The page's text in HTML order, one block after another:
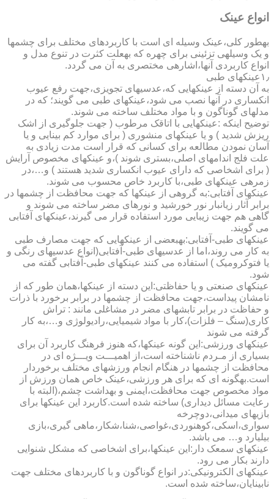
انواع عینک
به­طور کلی،عینک وسیله ای است با کاربردهای مختلف برای چشمها
و یک وسیله­ی تزئینی برای چهره که به­علت کثرت در تنوع مدل و
انواع کاربردی آنها،اشاره­ی مختصری به آن می گردد.
۱٫عینکهای طبی
به آن دسته از عینکهایی که،عدسیهای تجویزی،جهت رفع عیوب
انکساری در آنها نصب می شود،عینکهای طبی می گویند؛ که در
مدلهای گوناگون و با مواد مختلف ساخته می شوند.
توضیح اینکه :عینکهایی با اتاقک مرطوب ( جهت جلوگیری از اشک
ریزش شدید ) و یا عینکهای منشوری ( برای موارد کم بینایی و یا
آسان نمودن مطالعه برای کسانی که قرار است مدت زیادی به
علت فلج اندامهای اصلی،بستری شوند )،و عینکهای مخصوص آرایش
( برای اشخاصی که دارای عیوب انکساری شدید هستند ) و…،در
زمره­ی عینکهای طبی،با کاربرد خاص محسوب می شوند.
عینکهای آفتابی:به گروهی از عینکها که جهت محافظت از چشمها در
برابر آثار زیانبار نور خورشید و نورهای مضر ساخته می شوند و
گاهی هم جهت زیبایی مورد استفاده قرار می گیرند،عینکهای آفتابی
می گویند.
عینکهای طبی-آفتابی:به­بعضی از عینکهایی که جهت مصارف طبی
به کار می روند،اما از عدسیهای طبی-آفتابی(انواع عدسیهای رنگی و
یا فتوکرومیک ) استفاده می کنند عینکهای طبی-آفتابی گفته می
شود.
عینکهای صنعتی و یا حفاظتی:این دسته از عینکها،همان طور که از
نامشان پیداست،جهت محافظت از چشمها در برابر برخورد با ذرات
و حفاظت در برابر تابشهای مضر در مشاغلی مانند : تراش
کاری(سنگ – فلزات)،کار با مواد شیمیایی،رادیولوژی و…،به کار
گرفته می شوند
عینکهای ورزشی:این گونه عینکها،که هنوز فرهنگ کاربرد آن برای
بسیاری از مـردم ناشناخته است،از اهمیـــت ویـــژه ای در
محافظت از چشمها در هنگام انجام ورزشهای مختلف برخوردار
است.به­گونه ای که برای هر ورزشی،عینک خاص همان ورزش از
مواد مخصوص جهت محافظت،ایمنی و بهداشت چشم،(البته با
رعایت مسائل دیداری) ساخته شده است.کاربرد این عینکها برای
بازیهای میدانی،دوچرخه
سواری،اسکی،کوهنوردی،غواصی،شنا،شکار،ماهی گیری،بازی
بیلیارد و… می باشد.
عینکهای سمعک دار:این عینکها،برای اشخاصی که مشکل شنوایی
دارند بکار می رود.
عینکهای الکترونیکی:در انواع گوناگون و با کاربردهای مختلف جهت
نابینایان،ساخته شده است.